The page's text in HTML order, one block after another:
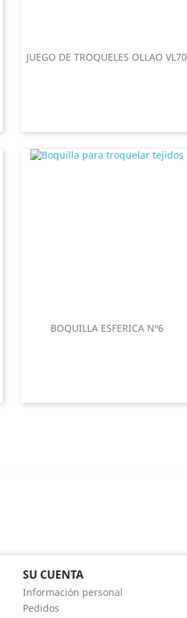
JUEGO DE TROQUELES OLLAO VL70
BOQUILLA ESFERICA Nº6
SU CUENTA
Información personal
Pedidos